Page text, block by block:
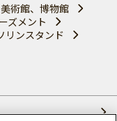
美術館、博物館
ズメント
リンスタンド